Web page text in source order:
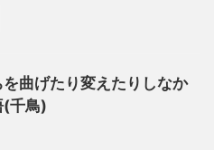
を曲げたり変えたりしなか
(千鳥)